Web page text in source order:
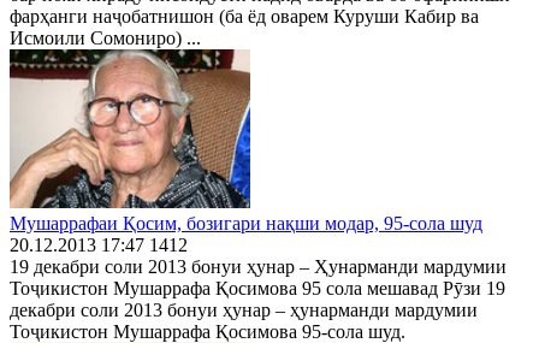
фарҳанги наҷобатнишон (ба ёд оварем Куруши Кабир ва
Исмоили Сомониро) ...
Мушаррафаи Қосим, бозигари нақши модар, 95-сола шуд
20.12.2013 17:47 1412
19 декабри соли 2013 бонуи ҳунар – Ҳунарманди мардумии
Тоҷикистон Мушаррафа Қосимова 95 сола мешавад Рӯзи 19
декабри соли 2013 бонуи ҳунар – ҳунарманди мардумии
Тоҷикистон Мушаррафа Қосимова 95-сола шуд.